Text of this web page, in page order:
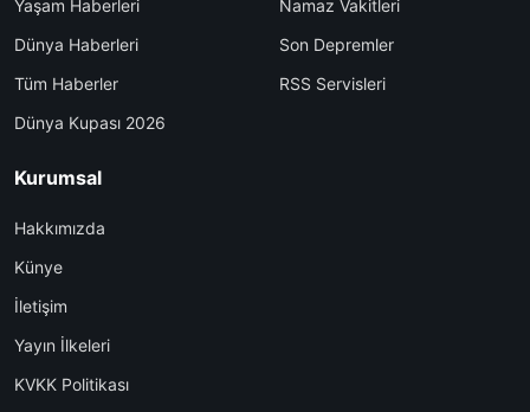
Yaşam Haberleri
Dünya Haberleri
Tüm Haberler
Dünya Kupası 2026
Namaz Vakitleri
Son Depremler
RSS Servisleri
Kurumsal
Hakkımızda
Künye
İletişim
Yayın İlkeleri
KVKK Politikası